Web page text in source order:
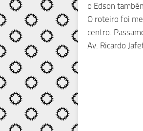
o Edson
O roteiro foi
centro.
Av. Ricardo